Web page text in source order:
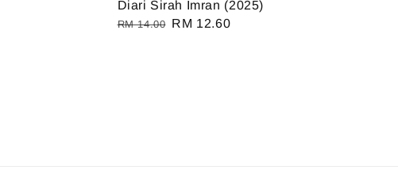
Diari Sirah Imran (2025)
Regular
RM 14.00 Sale
RM 12.60